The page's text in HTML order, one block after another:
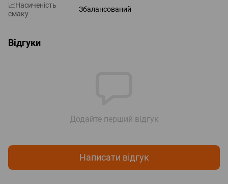
📈Насиченість
смаку
Збалансований
Відгуки
Додайте перший відгук
Написати відгук